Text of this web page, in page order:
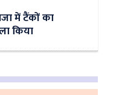
में टैंकों का
किया